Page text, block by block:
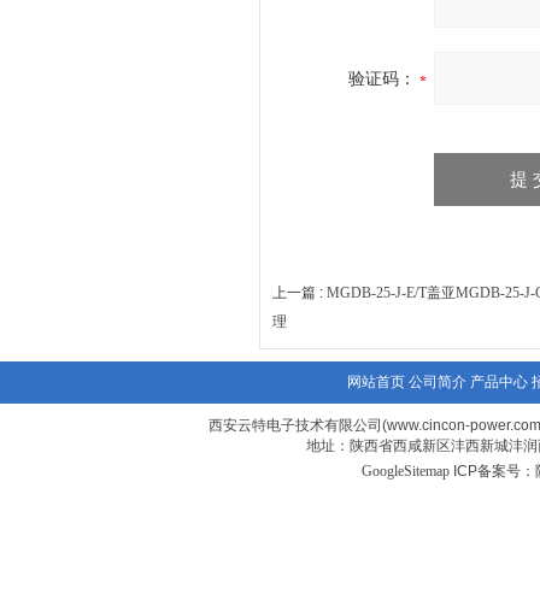
验证码：
上一篇 : MGDB-25-J-E/T盖亚MGDB-25-
理
网站首页 公司简介 产品中心
西安云特电子技术有限公司(www.cincon-
地址：陕西省西咸新区沣西新城沣
GoogleSitemap ICP备案号：